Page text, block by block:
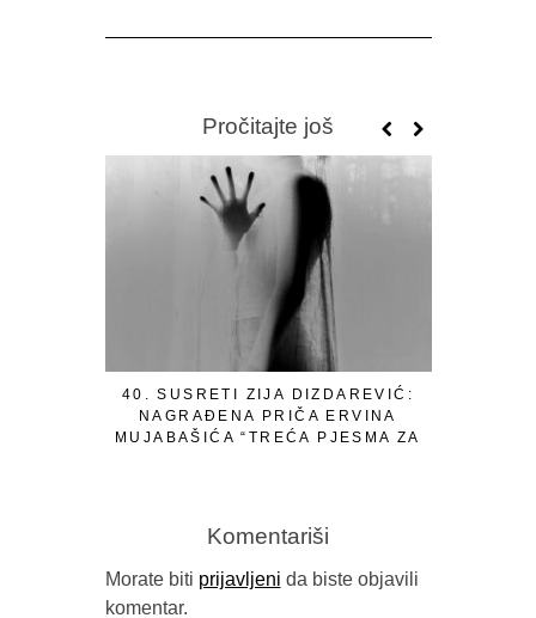
Pročitajte još
40. SUSRETI ZIJA DIZDAREVIĆ:
NAGRAĐENA PRIČA ERVINA
MUJABAŠIĆA “TREĆA PJESMA ZA
Komentariši
Morate biti prijavljeni da biste objavili
komentar.